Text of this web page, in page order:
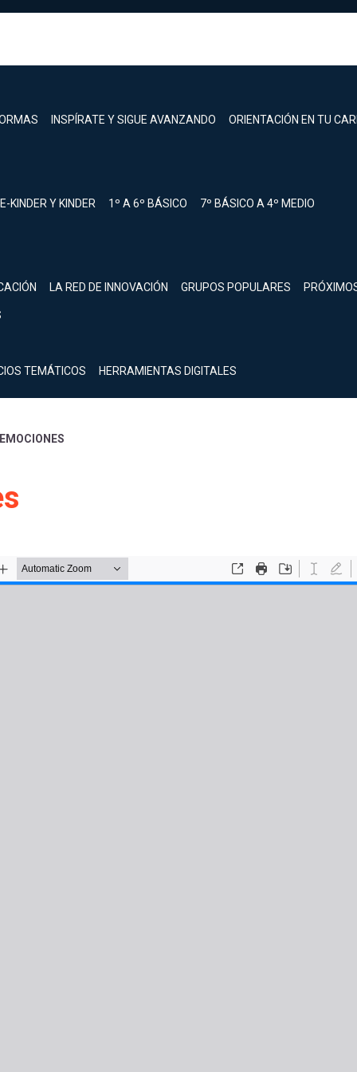
INSPÍRATE Y SIGUE AVANZANDO ORIENTACIÓN EN TU
KINDER Y KINDER 1º A 6º BÁSICO 7º BÁSICO A 4º MEDIO
LA RED DE INNOVACIÓN GRUPOS POPULARES
TEMÁTICOS HERRAMIENTAS DIGITALES
Inicia sesión.